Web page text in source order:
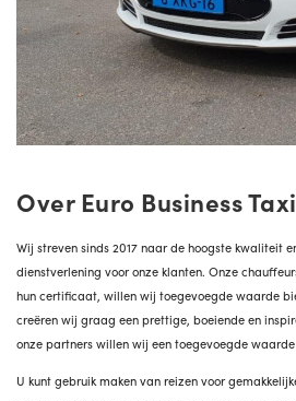
Over Euro Business Taxi
Wij streven sinds 2017 naar de hoogste kwaliteit
dienstverlening voor onze klanten. Onze
hun certificaat, willen wij toegevoegde waarde
creëren wij graag een prettige, boeiende en
onze partners willen wij een toegevoegde
U kunt gebruik maken van reizen voor